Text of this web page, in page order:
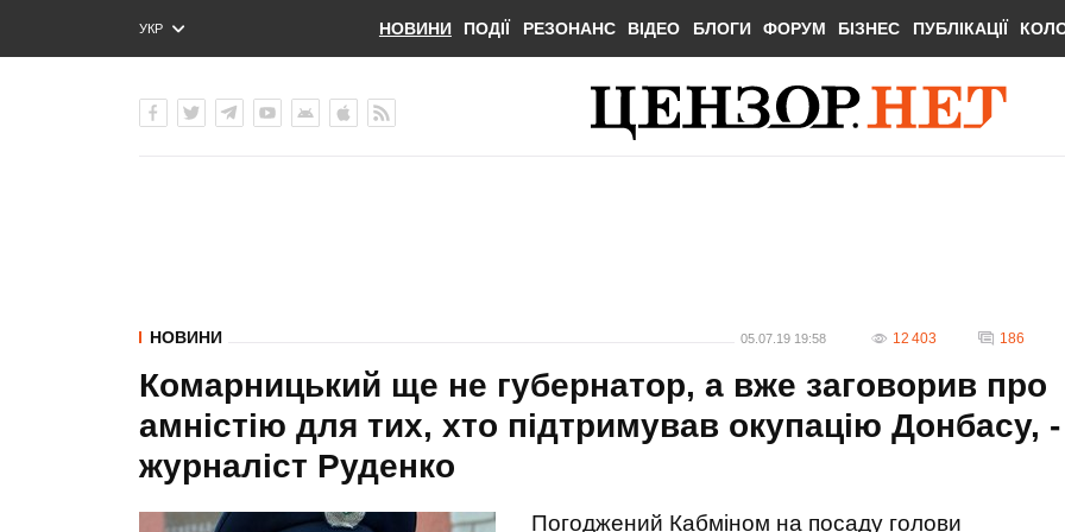
УКР
ENG
НОВИНИ ПОДІЇ РЕЗОНАНС ВІДЕО БЛОГИ ФОРУМ БІЗНЕС ПУБЛІКАЦІЇ
НОВИНИ 05.07.19 19:58 12 403 186
Комарницький ще не губернатор, а вже заговорив про
амністію для тих, хто підтримував окупацію Донбасу, -
журналіст Руденко
Погоджений Кабміном на посаду голови